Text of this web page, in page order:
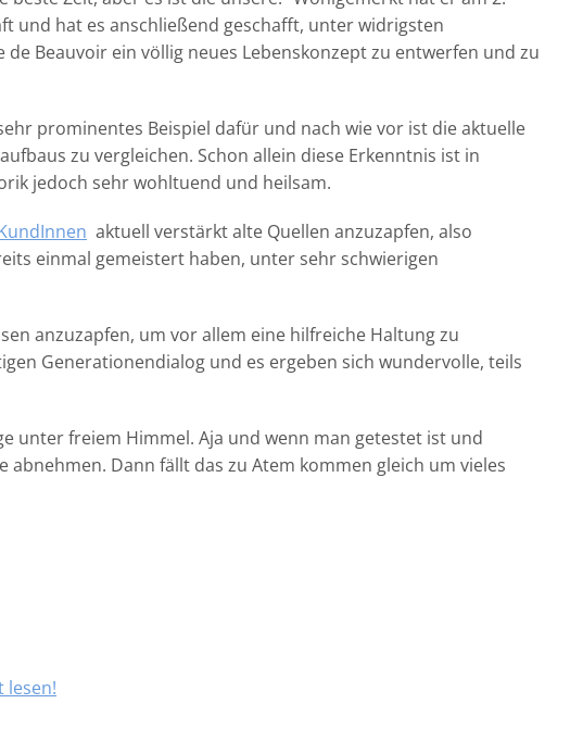
und hat es anschließend geschafft, unter widrigsten
Beauvoir ein völlig neues Lebenskonzept zu entwerfen und zu
prominentes Beispiel dafür und nach wie vor ist die aktuelle
zu vergleichen. Schon allein diese Erkenntnis ist in
jedoch sehr wohltuend und heilsam.
aktuell verstärkt alte Quellen anzuzapfen, also
einmal gemeistert haben, unter sehr schwierigen
anzuzapfen, um vor allem eine hilfreiche Haltung zu
Generationendialog und es ergeben sich wundervolle, teils
unter freiem Himmel. Aja und wenn man getestet ist und
Dann fällt das zu Atem kommen gleich um vieles
lesen!